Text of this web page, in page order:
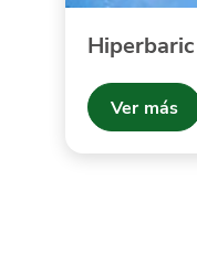
Hiperbaric
Ver más